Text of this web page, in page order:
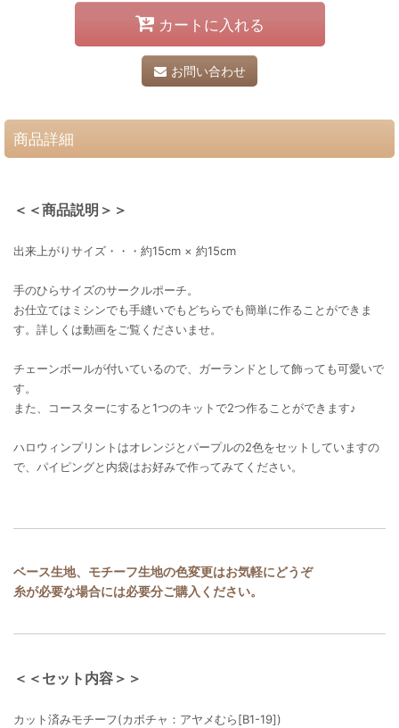
カートに入れる
お問い合わせ
商品詳細
＜＜商品説明＞＞
出来上がりサイズ・・・約15cm × 約15cm
手のひらサイズのサークルポーチ。
お仕立てはミシンでも手縫いでもどちらでも簡単に作ることができま
す。詳しくは動画をご覧くださいませ。
チェーンボールが付いているので、ガーランドとして飾っても可愛いで
す。
また、コースターにすると1つのキットで2つ作ることができます♪
ハロウィンプリントはオレンジとパープルの2色をセットしていますの
で、パイピングと内袋はお好みで作ってみてください。
ベース生地、モチーフ生地の色変更はお気軽にどうぞ
糸が必要な場合には必要分ご購入ください。
＜＜セット内容＞＞
カット済みモチーフ(カボチャ：アヤメむら[B1-19])